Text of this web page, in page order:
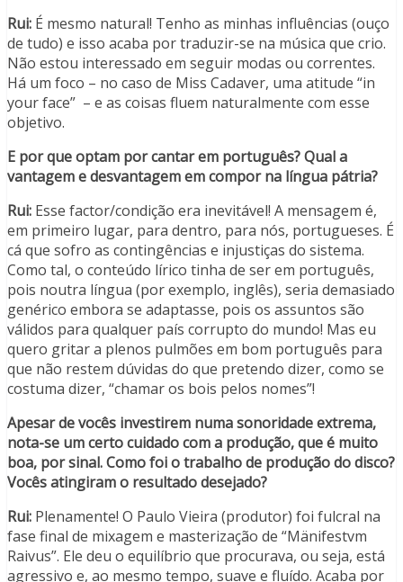
Rui: É mesmo natural! Tenho as minhas influências (ouço
de tudo) e isso acaba por traduzir-se na música que crio.
Não estou interessado em seguir modas ou correntes.
Há um foco – no caso de Miss Cadaver, uma atitude “in
your face” – e as coisas fluem naturalmente com esse
objetivo.
E por que optam por cantar em português? Qual a
vantagem e desvantagem em compor na língua pátria?
Rui: Esse factor/condição era inevitável! A mensagem é,
em primeiro lugar, para dentro, para nós, portugueses. É
cá que sofro as contingências e injustiças do sistema.
Como tal, o conteúdo lírico tinha de ser em português,
pois noutra língua (por exemplo, inglês), seria demasiado
genérico embora se adaptasse, pois os assuntos são
válidos para qualquer país corrupto do mundo! Mas eu
quero gritar a plenos pulmões em bom português para
que não restem dúvidas do que pretendo dizer, como se
costuma dizer, “chamar os bois pelos nomes”!
Apesar de vocês investirem numa sonoridade extrema,
nota-se um certo cuidado com a produção, que é muito
boa, por sinal. Como foi o trabalho de produção do disco?
Vocês atingiram o resultado desejado?
Rui: Plenamente! O Paulo Vieira (produtor) foi fulcral na
fase final de mixagem e masterização de “Mänifestvm
Raivus”. Ele deu o equilíbrio que procurava, ou seja, está
agressivo e, ao mesmo tempo, suave e fluído. Acaba por